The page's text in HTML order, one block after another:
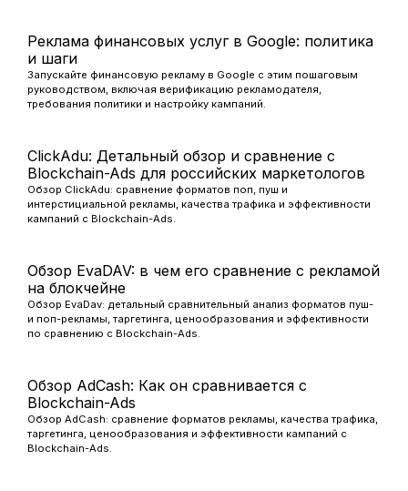
Реклама финансовых услуг в Google: политика
и шаги
Запускайте финансовую рекламу в Google с этим пошаговым
руководством, включая верификацию рекламодателя,
требования политики и настройку кампаний.
ClickAdu: Детальный обзор и сравнение с
Blockchain-Ads для российских маркетологов
Обзор ClickAdu: сравнение форматов поп, пуш и
интерстициальной рекламы, качества трафика и эффективности
кампаний с Blockchain-Ads.
Обзор EvaDAV: в чем его сравнение с рекламой
на блокчейне
Обзор EvaDav: детальный сравнительный анализ форматов пуш-
и поп-рекламы, таргетинга, ценообразования и эффективности
по сравнению с Blockchain-Ads.
Обзор AdCash: Как он сравнивается с
Blockchain-Ads
Обзор AdCash: сравнение форматов рекламы, качества трафика,
таргетинга, ценообразования и эффективности кампаний с
Blockchain-Ads.